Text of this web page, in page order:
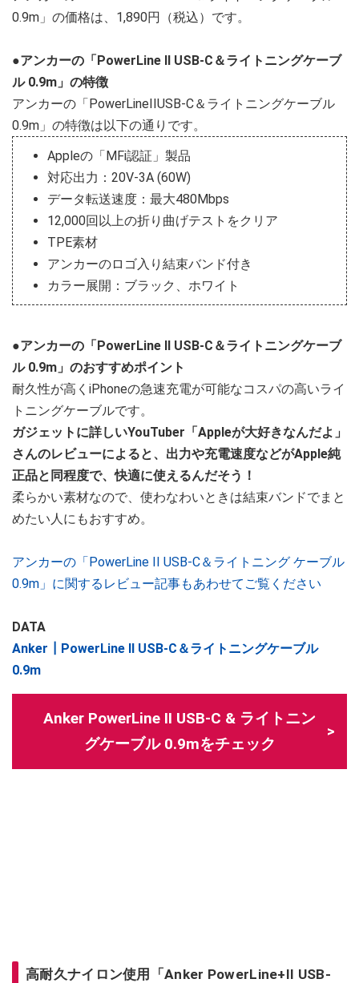
0.9m」の価格は、1,890円（税込）です。
●アンカーの「PowerLine II USB-C＆ライトニングケーブ
ル 0.9m」の特徴
アンカーの「PowerLineIIUSB-C＆ライトニングケーブル
0.9m」の特徴は以下の通りです。
Appleの「MFi認証」製品
対応出力：20V-3A (60W)
データ転送速度：最大480Mbps
12,000回以上の折り曲げテストをクリア
TPE素材
アンカーのロゴ入り結束バンド付き
カラー展開：ブラック、ホワイト
●アンカーの「PowerLine II USB-C＆ライトニングケーブ
ル 0.9m」のおすすめポイント
耐久性が高くiPhoneの急速充電が可能なコスパの高いライ
トニングケーブルです。
ガジェットに詳しいYouTuber「Appleが大好きなんだよ」
さんのレビューによると、出力や充電速度などがApple純
正品と同程度で、快適に使えるんだそう！
柔らかい素材なので、使わなわいときは結束バンドでまと
めたい人にもおすすめ。
アンカーの「PowerLine II USB-C＆ライトニング ケーブル
0.9m」に関するレビュー記事もあわせてご覧ください
DATA
Anker┃PowerLine II USB-C＆ライトニングケーブル
0.9m
Anker PowerLine II USB-C & ライトニン
グケーブル 0.9mをチェック
高耐久ナイロン使用「Anker PowerLine+II USB-